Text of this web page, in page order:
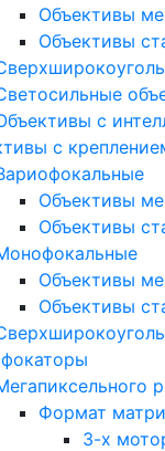
Объективы
Объективы
с
с
Объективы
Объективы
Объективы
Объективы
Формат
3-х